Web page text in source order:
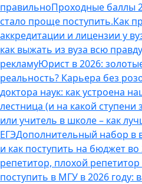
правильноПроходные баллы
стало проще поступить.Как
аккредитации и лицензии у
как выжать из вуза всю
рекламуЮрист в 2026:
реальность? Карьера без
доктора наук: как устроена
лестница (и на какой ступени
или учитель в школе – как
ЕГЭДополнительный набор в
и как поступить на бюджет во
репетитор, плохой репетитор
поступить в МГУ в 2026 году: